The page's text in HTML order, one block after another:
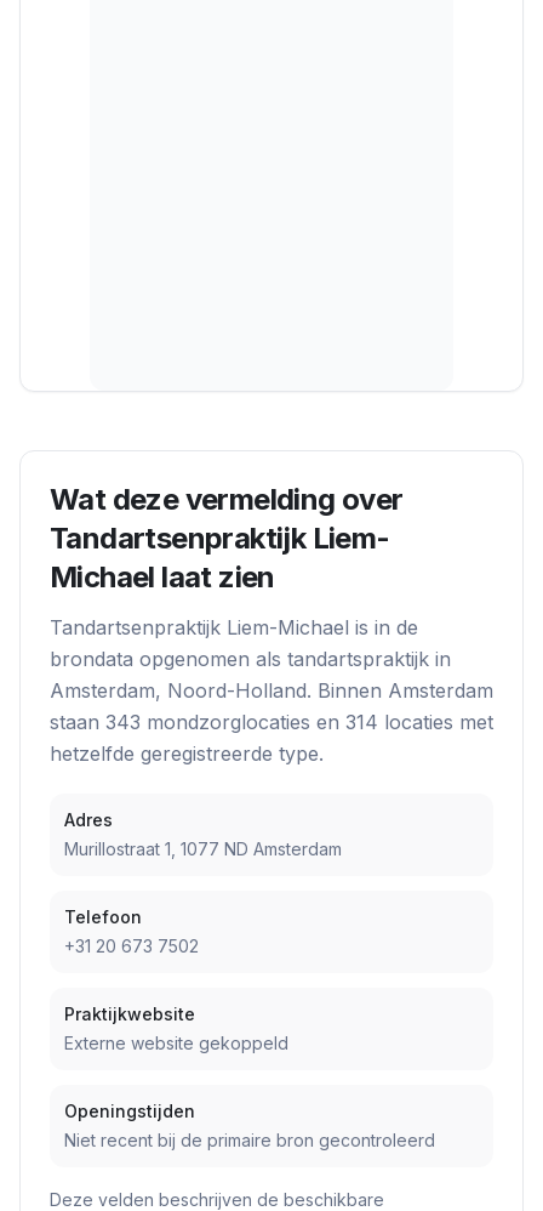
Wat deze vermelding over
Tandartsenpraktijk Liem-
Michael laat zien
Tandartsenpraktijk Liem-Michael is in de
brondata opgenomen als tandartspraktijk in
Amsterdam, Noord-Holland. Binnen Amsterdam
staan 343 mondzorglocaties en 314 locaties met
hetzelfde geregistreerde type.
Adres
Murillostraat 1, 1077 ND Amsterdam
Telefoon
+31 20 673 7502
Praktijkwebsite
Externe website gekoppeld
Openingstijden
Niet recent bij de primaire bron gecontroleerd
Deze velden beschrijven de beschikbare